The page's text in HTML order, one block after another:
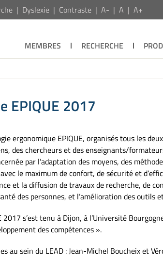
Dyslexie Contraste A- A A+
MEMBRES RECHERCHE
EPIQUE 2017
ergonomique EPIQUE, organisés tous les
des chercheurs et des enseignants/
par l’adaptation des moyens, des
le maximum de confort, de sécurité et
et la diffusion de travaux de recherche, de
des personnes, et l’amélioration des
2017 s’est tenu à Dijon, à l’Université
des compétences ».
au sein du LEAD : Jean-Michel Boucheix et